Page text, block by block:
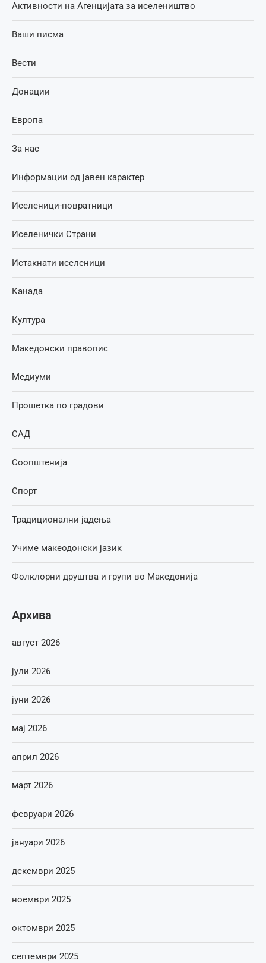
Активности на Агенцијата за иселеништво
Ваши писма
Вести
Донации
Европа
За нас
Информации од јавен карактер
Иселеници-повратници
Иселенички Страни
Истакнати иселеници
Канада
Култура
Македонски правопис
Медиуми
Прошетка по градови
САД
Соопштенија
Спорт
Традиционални јадења
Учиме макеодонски јазик
Фолклорни друштва и групи во Македонија
Архива
август 2026
јули 2026
јуни 2026
мај 2026
април 2026
март 2026
февруари 2026
јануари 2026
декември 2025
ноември 2025
октомври 2025
септември 2025